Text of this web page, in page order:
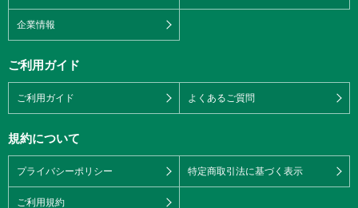
企業情報
ご利用ガイド
ご利用ガイド よくあるご質問
規約について
プライバシーポリシー 特定商取引法に基づく表示
ご利用規約